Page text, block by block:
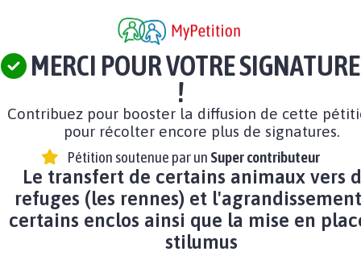
MERCI POUR VOTRE SIGNATURE
!
Contribuez pour booster la diffusion de cette
pour récolter encore plus de signatures.
Pétition soutenue par un Super contributeur
Le transfert de certains animaux vers
refuges (les rennes) et
certains enclos ainsi que la mise en
stilumus